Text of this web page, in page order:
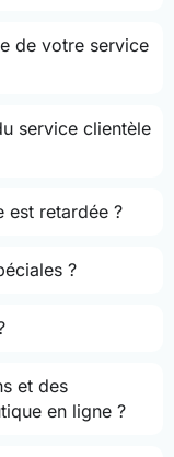
de votre service
service clientèle
est retardée ?
?
et des
en ligne ?